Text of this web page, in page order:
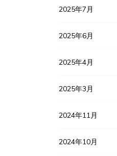
2025年7月
2025年6月
2025年4月
2025年3月
2024年11月
2024年10月